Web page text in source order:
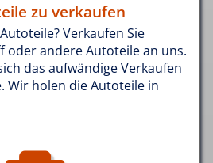
zu verkaufen
Verkaufen Sie
oder andere Autoteile an uns.
das aufwändige Verkaufen
Wir holen die Autoteile in